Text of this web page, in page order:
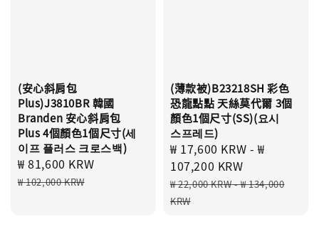
(安心斜肩包
Plus)J3810BR 韓國
Branden 安心斜肩包
Plus 4個顏色1個尺寸(세
이프 플러스 크로스백)
Sale
price
₩ 81,600 KRW
₩ 102,000 KRW
(薄款被)B23218SH 彩色
恐龍點點 天絲莫代爾 3個
顏色1個尺寸(SS)(요시
스프레드)
Sale
price
₩ 17,600 KRW -₩
107,200 KRW
Regular
price
₩ 22,000 KRW-₩ 134,000
KRW